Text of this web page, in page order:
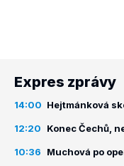
Expres zprávy
14:00 Hejtmánková
12:20 Konec Čechů,
10:36 Muchová po